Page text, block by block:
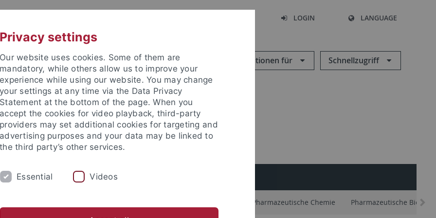
LOGIN LANGUAGE
Informationen für Schnellzugriff
Biochemie
BIOCHEMIE
Pharmazeutische Chemie Pharmazeutische Biologie
Privacy settings
Our website uses cookies. Some of them are
mandatory, while others allow us to improve your
experience while using our website. You may change
your settings at any time via the Data Privacy
Statement at the bottom of the page. When you
accept the cookies for video playback, third-party
providers may set additional cookies for targeting and
advertising purposes and your data may be linked to
the third party’s other services.
Essential Videos